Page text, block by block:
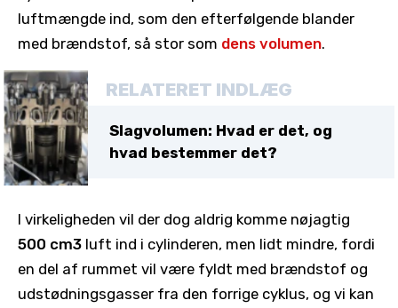
luftmængde ind, som den efterfølgende blander
med brændstof, så stor som dens volumen.
RELATERET INDLÆG
Slagvolumen: Hvad er det, og
hvad bestemmer det?
I virkeligheden vil der dog aldrig komme nøjagtig
500 cm3 luft ind i cylinderen, men lidt mindre, fordi
en del af rummet vil være fyldt med brændstof og
udstødningsgasser fra den forrige cyklus, og vi kan